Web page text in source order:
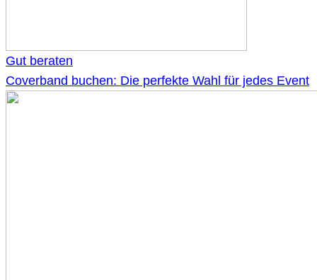
Gut beraten
Coverband buchen: Die perfekte Wahl für jedes Event